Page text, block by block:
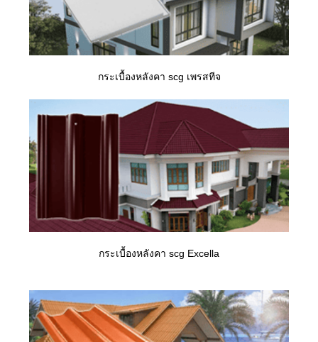
กระเบื้องหลังคา scg เพรสทีจ
กระเบื้องหลังคา scg Excella